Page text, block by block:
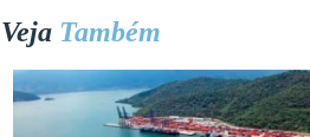
Veja Também